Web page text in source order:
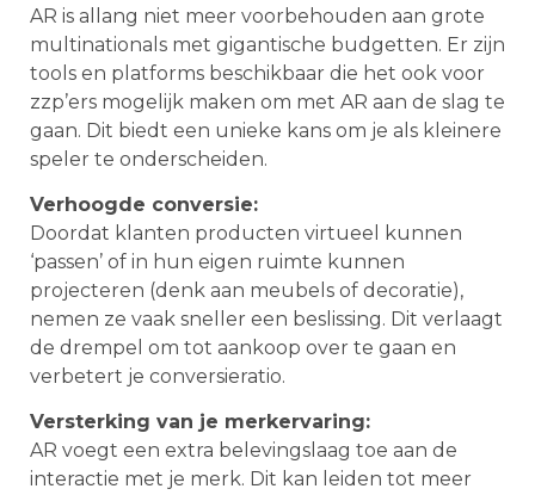
AR is allang niet meer voorbehouden aan grote
multinationals met gigantische budgetten. Er zijn
tools en platforms beschikbaar die het ook voor
zzp’ers mogelijk maken om met AR aan de slag te
gaan. Dit biedt een unieke kans om je als kleinere
speler te onderscheiden.
Verhoogde conversie:
Doordat klanten producten virtueel kunnen
‘passen’ of in hun eigen ruimte kunnen
projecteren (denk aan meubels of decoratie),
nemen ze vaak sneller een beslissing. Dit verlaagt
de drempel om tot aankoop over te gaan en
verbetert je conversieratio.
Versterking van je merkervaring:
AR voegt een extra belevingslaag toe aan de
interactie met je merk. Dit kan leiden tot meer